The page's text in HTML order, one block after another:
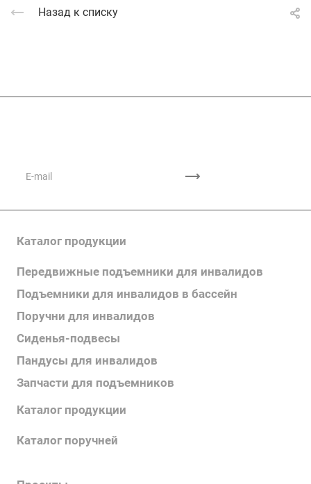
Назад к списку
Каталог продукции
Передвижные подъемники для инвалидов
Подъемники для инвалидов в бассейн
Поручни для инвалидов
Сиденья-подвесы
Пандусы для инвалидов
Запчасти для подъемников
Каталог продукции
Каталог поручней